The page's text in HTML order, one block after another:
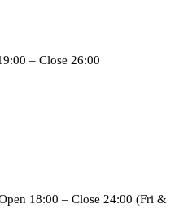
– Close 26:00
18:00 – Close 24:00 (Fri &